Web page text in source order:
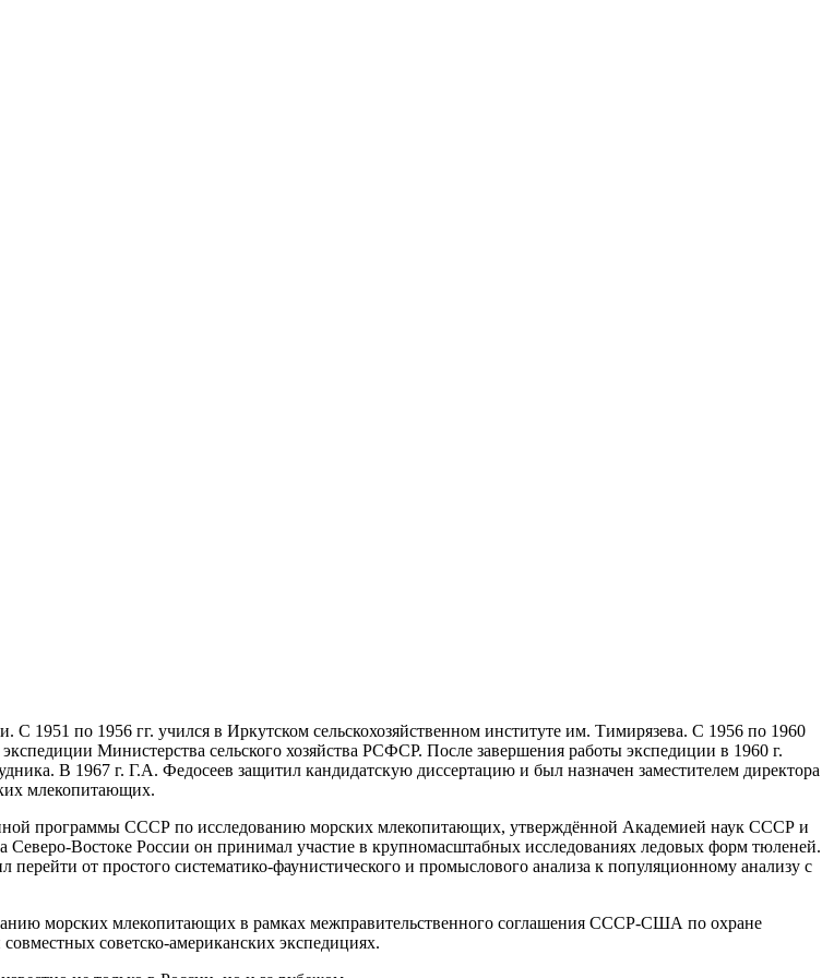
1951 по 1956 гг. учился в Иркутском сельскохозяйственном институте им. Тимирязева. С 1956 по 1960
Министерства сельского хозяйства РСФСР. После завершения работы экспедиции в 1960 г.
В 1967 г. Г.А. Федосеев защитил кандидатскую диссертацию и был назначен заместителем директора
млекопитающих.
программы СССР по исследованию морских млекопитающих, утверждённой Академией наук СССР и
Востоке России он принимал участие в крупномасштабных исследованиях ледовых форм тюленей.
от простого систематико-фаунистического и промыслового анализа к популяционному анализу с
морских млекопитающих в рамках межправительственного соглашения СССР-США по охране
советско-американских экспедициях.